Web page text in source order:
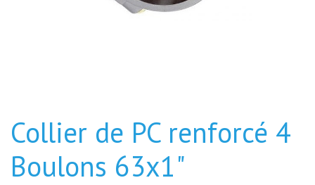
Collier de PC renforcé 4
Boulons 63x1"